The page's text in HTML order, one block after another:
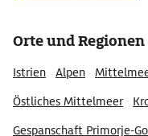
Orte und
Istrien Alpen
Östliches Mittelmeer
Gespanschaft Primorje-